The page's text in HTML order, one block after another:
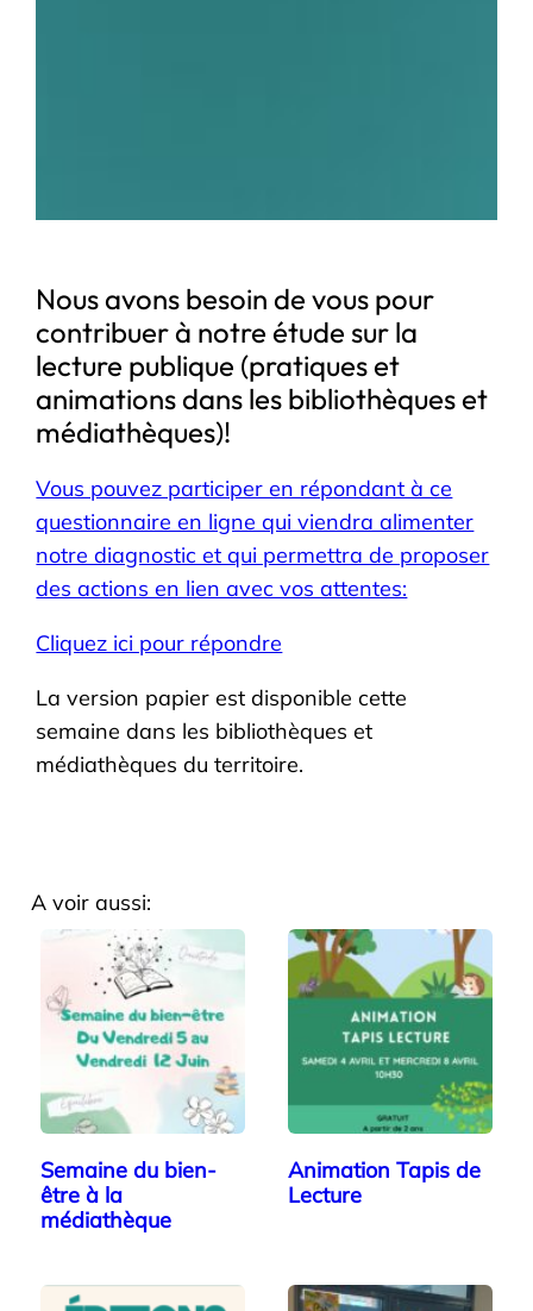
Nous avons besoin de vous pour
contribuer à notre étude sur la
lecture publique (pratiques et
animations dans les bibliothèques et
médiathèques)!
Vous pouvez participer en répondant à ce
questionnaire en ligne qui viendra alimenter
notre diagnostic et qui permettra de proposer
des actions en lien avec vos attentes:
Cliquez ici pour répondre
La version papier est disponible cette
semaine dans les bibliothèques et
médiathèques du territoire.
A voir aussi:
Semaine du bien-
être à la
médiathèque
Animation Tapis de
Lecture